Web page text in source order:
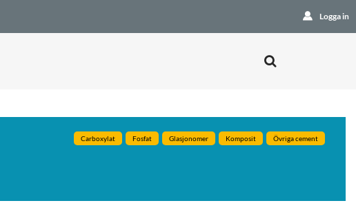
Logga in
Carboxylat Fosfat Glasjonomer Komposit Övriga cement